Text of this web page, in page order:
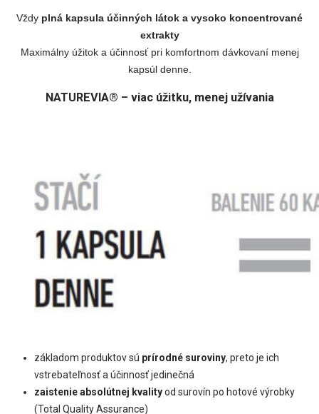
Vždy plná kapsula účinných látok a vysoko koncentrované
extrakty
Maximálny úžitok a účinnosť pri komfortnom dávkovaní menej
kapsúl denne.
NATUREVIA® – viac úžitku, menej užívania
základom produktov sú prírodné suroviny, preto je ich
vstrebateľnosť a účinnosť jedinečná
zaistenie absolútnej kvalityod surovín po hotové výrobky
(Total Quality Assurance)